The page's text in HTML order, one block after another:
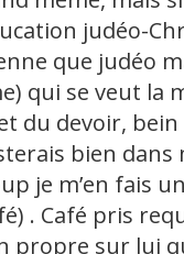
judéo-
que judéo
qui se veut la
du devoir, bein
bien dans
je m’en fais
. Café pris
propre sur lui